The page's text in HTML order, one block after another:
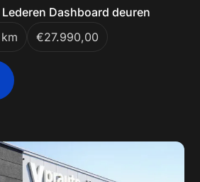
Dashboard deuren
€27.990,00